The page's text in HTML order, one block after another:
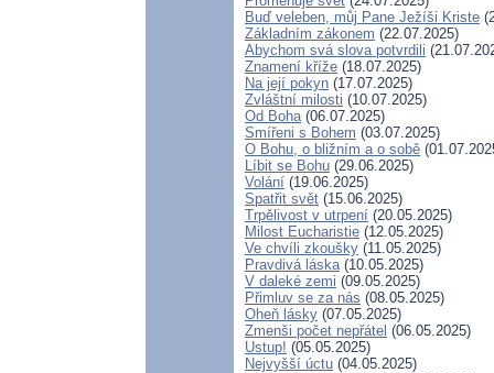
Buď veleben, můj Pane Ježíši Kriste
Základním zákonem (22.07.2025)
Abychom svá slova potvrdili
Znamení kříže (18.07.2025)
Na její pokyn (17.07.2025)
Zvláštní milosti (10.07.2025)
Od Boha(06.07.2025)
Smířeni s Bohem (03.07.2025)
O Bohu, o bližním a o sobě
Líbit se Bohu (29.06.2025)
Volání (19.06.2025)
Spatřit svět (15.06.2025)
Trpělivost v utrpení (20.05.2025)
Milost Eucharistie (12.05.2025)
Ve chvíli zkoušky (11.05.2025)
Pravdivá láska(10.05.2025)
V daleké zemi (09.05.2025)
Přimluv se za nás (08.05.2025)
Oheň lásky (07.05.2025)
Zmenši počet nepřátel (06.05.2025)
Ustup! (05.05.2025)
Nejvyšší úctu (04.05.2025)